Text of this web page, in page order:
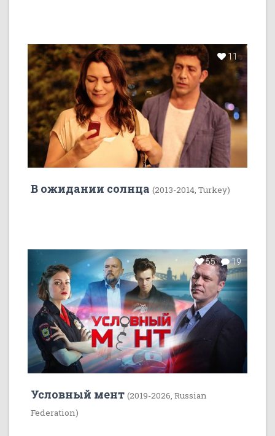
11
В ожидании солнца (2013-2014, Turkey)
55 19
Условный мент (2019-2026, Russian
Federation)